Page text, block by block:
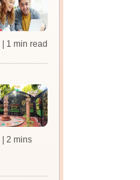
| 1 min read
| 2 mins